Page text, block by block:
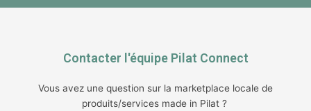
Contacter l'équipe Pilat Connect
Vous avez une question sur la marketplace locale de
produits/services made in Pilat ?